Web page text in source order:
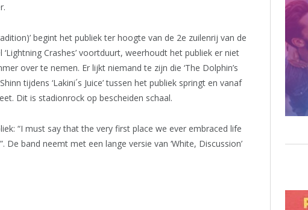
begint het publiek ter hoogte van de 2e zuilenrij van de
Crashes’ voortduurt, weerhoudt het publiek er niet
over te nemen. Er lijkt niemand te zijn die ‘The Dolphin’s
tijdens ‘Lakini´s Juice’ tussen het publiek springt en vanaf
Dit is stadionrock op bescheiden schaal.
“I must say that the very first place we ever embraced life
band neemt met een lange versie van ‘White, Discussion’